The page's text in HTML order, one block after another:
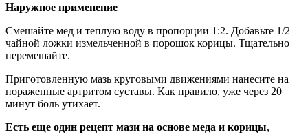
Наружное применение
Смешайте мед и теплую воду в пропорции 1:2. Добавьте 1/2
чайной ложки измельченной в порошок корицы. Тщательно
перемешайте.
Приготовленную мазь круговыми движениями нанесите на
пораженные артритом суставы. Как правило, уже через 20
минут боль утихает.
Есть еще один рецепт мази на основе меда и корицы,